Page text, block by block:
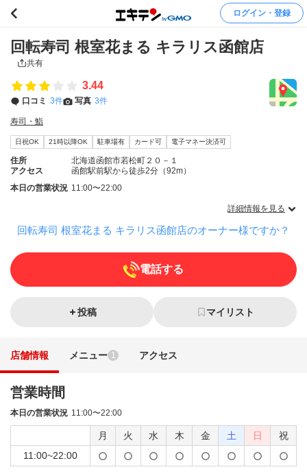
ログイン・登録
回転寿司 根室花まる キラリス函館店
共有
3.44
口コミ 3件 写真 3件
寿司・鮨
日祝OK 21時以降OK 駐車場有 カード可 電子マネー決済可
住所
北海道函館市若松町２０－１
アクセス
函館駅前駅から徒歩2分（92m）
本日の営業状況 11:00〜22:00
詳細情報を見る
回転寿司 根室花まる キラリス函館店のオーナー様ですか？
電話する
投稿 マイリスト
店舗情報 メニュー 1 アクセス
営業時間
本日の営業状況 11:00〜22:00
月 火 水 木 金 土 日
祝
11:00~22:00